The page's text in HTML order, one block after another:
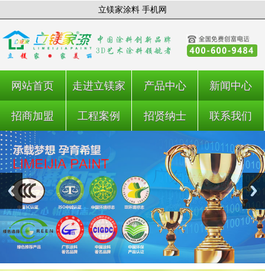
立镁家涂料 手机网
网站首页 走进立镁家 产品中心 新闻中心
招商加盟 工程案例 招贤纳士 联系我们